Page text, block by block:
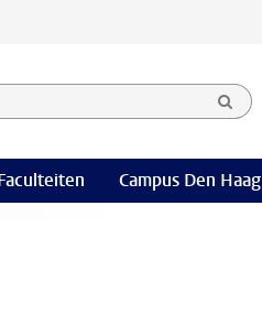
Campus Den Haag